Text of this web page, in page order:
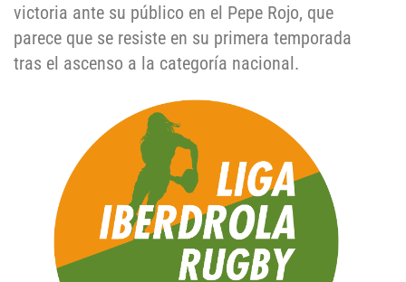
victoria ante su público en el Pepe Rojo, que
parece que se resiste en su primera temporada
tras el ascenso a la categoría nacional.